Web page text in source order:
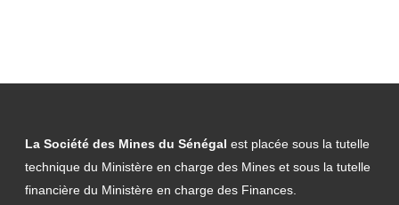
La Société des Mines du Sénégal est placée sous la tutelle
technique du Ministère en charge des Mines et sous la tutelle
financière du Ministère en charge des Finances.